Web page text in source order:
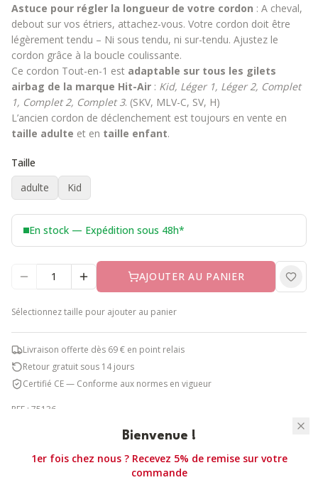
Astuce pour régler la longueur de votre cordon : A cheval,
debout sur vos étriers, attachez-vous. Votre cordon doit être
légèrement tendu – Ni sous tendu, ni sur-tendu. Ajustez le
cordon grâce à la boucle coulissante.
Ce cordon Tout-en-1 est adaptable sur tous les gilets
airbag de la marque Hit-Air : Kid, Léger 1, Léger 2, Complet
1, Complet 2, Complet 3. (SKV, MLV-C, SV, H)
L’ancien cordon de déclenchement est toujours en vente en
taille adulte et en taille enfant.
Taille
adulte
Kid
En stock — Expédition sous 48h*
AJOUTER AU PANIER
Sélectionneztaille pour ajouter au panier
Livraison offerte dès 69 € en point relais
Retour gratuit sous 14 jours
Certifié CE — Conforme aux normes en vigueur
REF : 75136
DESCRIPTION CARACTÉRISTIQUES AVIS
Bienvenue !
1er fois chez nous ? Recevez 5% de remise sur votre
commande